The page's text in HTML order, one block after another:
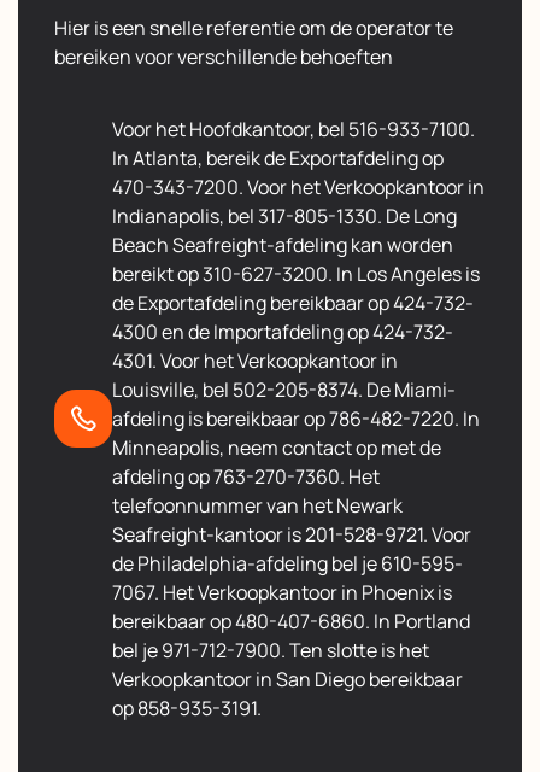
Hier is een snelle referentie om de operator te
bereiken voor verschillende behoeften
Voor het Hoofdkantoor, bel 516-933-7100.
In Atlanta, bereik de Exportafdeling op
470-343-7200. Voor het Verkoopkantoor in
Indianapolis, bel 317-805-1330. De Long
Beach Seafreight-afdeling kan worden
bereikt op 310-627-3200. In Los Angeles is
de Exportafdeling bereikbaar op 424-732-
4300 en de Importafdeling op 424-732-
4301. Voor het Verkoopkantoor in
Louisville, bel 502-205-8374. De Miami-
afdeling is bereikbaar op 786-482-7220. In
Minneapolis, neem contact op met de
afdeling op 763-270-7360. Het
telefoonnummer van het Newark
Seafreight-kantoor is 201-528-9721. Voor
de Philadelphia-afdeling bel je 610-595-
7067. Het Verkoopkantoor in Phoenix is
bereikbaar op 480-407-6860. In Portland
bel je 971-712-7900. Ten slotte is het
Verkoopkantoor in San Diego bereikbaar
op 858-935-3191.